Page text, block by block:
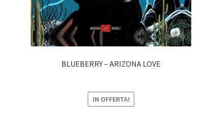
BLUEBERRY – ARIZONA LOVE
IN OFFERTA!